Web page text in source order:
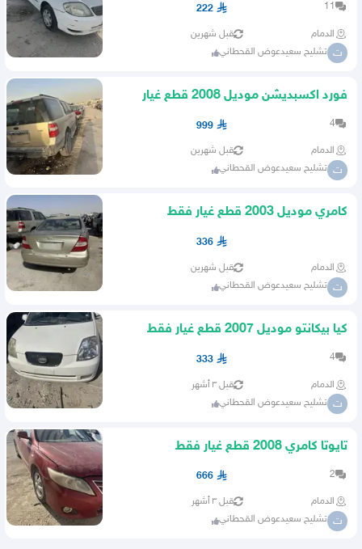
11
222
الدمام قبل شهرين
ت تشليح سعيدعوض القحطاني
فورد اكسبديشن موديل 2008 قطع غيار
فقط
4
999
الدمام قبل شهرين
ت تشليح سعيدعوض القحطاني
كامري موديل 2003 قطع غيار فقط
336
الدمام قبل شهرين
ت تشليح سعيدعوض القحطاني
كيا بيكانتو موديل 2007 قطع غيار فقط
4
333
الدمام قبل ٣ أشهر
ت تشليح سعيدعوض القحطاني
تايوتا كامري 2008 قطع غيار فقط
2
666
الدمام قبل ٣ أشهر
ت تشليح سعيدعوض القحطاني